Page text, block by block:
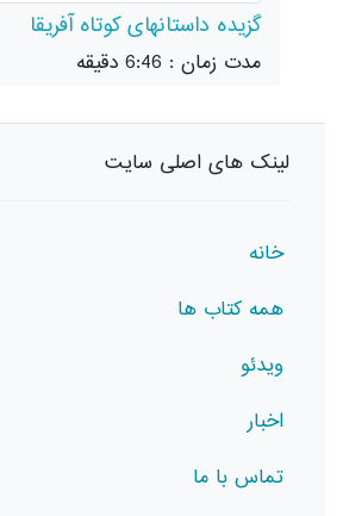
گزیده داستانهای کوتاه آفریقا
مدت زمان : 6:46 دقیقه
لینک های اصلی سایت
خانه
همه کتاب ها
ویدئو
اخبار
تماس با ما